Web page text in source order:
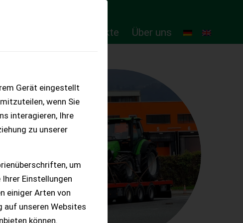
Gerät eingestellt
wenn Sie
interagieren, Ihre
zu unserer
um
Einstellungen
einiger Arten von
auf unseren Websites
können.
Online-Produkte Über uns